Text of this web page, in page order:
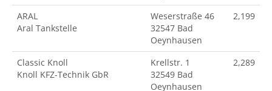
ARAL
Aral Tankstelle
Weserstraße 46
32547 Bad
Oeynhausen
2,199
Classic Knoll
Knoll KFZ-Technik GbR
Krellstr. 1
32549 Bad
Oeynhausen
2,289